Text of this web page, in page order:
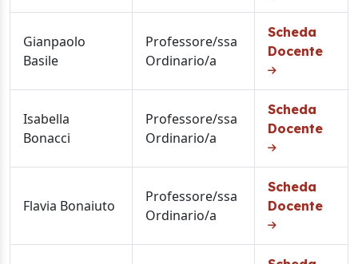
Gianpaolo
Basile
Professore/ssa
Ordinario/a
Scheda
Docente
Isabella
Bonacci
Professore/ssa
Ordinario/a
Scheda
Docente
Flavia Bonaiuto
Professore/ssa
Ordinario/a
Scheda
Docente